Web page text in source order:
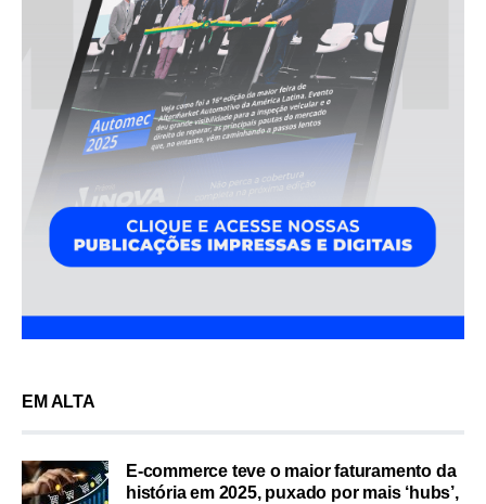
EM ALTA
E-commerce teve o maior faturamento da
história em 2025, puxado por mais ‘hubs’,